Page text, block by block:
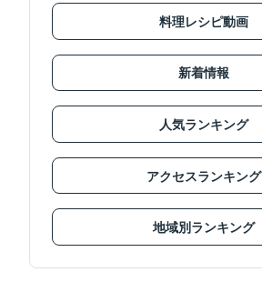
料理レシピ動画
新着情報
人気ランキング
アクセスランキング
地域別ランキング